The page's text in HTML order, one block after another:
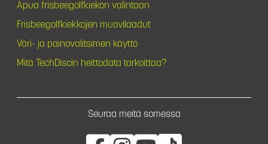
Apua frisbeegolfkiekon valintaan
Frisbeegolfkiekkojen muovilaadut
Väri- ja painovalitsimen käyttö
Mitä TechDiscin heittodata tarkoittaa?
Seuraa meitä somessa